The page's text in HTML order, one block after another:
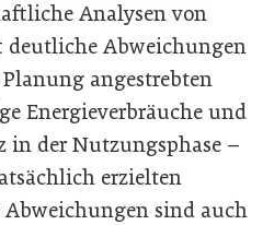
Analysen von
deutliche Abweichungen
angestrebten
Energieverbräuche und
in der Nutzungsphase –
erzielten
Abweichungen sind auch